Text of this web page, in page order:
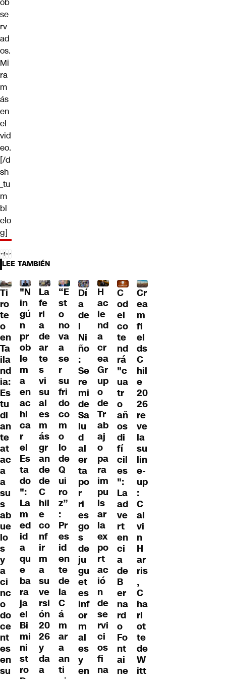
se
rv
ad
os.
Mi
ra
m
ás
en
el
vid
eo.
[/d
sh
_tu
m
bl
elo
g]
LEE TAMBIÉN
Ti
ro
te
o
en
Ta
ila
nd
ia:
Es
tu
di
an
te
at
ac
a
a
su
s
ab
ue
lo
s
y
a
ci
nc
o
do
ce
nt
es
en
su
"N
in
gú
n
pr
ob
le
m
a
en
ac
hi
ca
r
el
Es
ta
do
":
La
m
ed
id
a
qu
e
ba
ra
ja
el
Bi
mi
ni
st
ro
La
fe
ri
a
de
ar
te
s
vi
su
al
es
m
ás
gr
an
de
de
C
hil
e
co
nf
ir
m
a
su
ve
rsi
ón
20
26
y
da
a
“E
st
o
no
va
a
se
r
su
fri
do
co
m
o
lo
de
Q
ui
ro
z”
:
Pr
es
id
en
te
de
la
C
á
m
ar
a
an
ti
Dí
a
de
l
Ni
ño
:
Se
re
mi
de
Sa
lu
d
al
er
ta
po
r
ri
es
go
s
de
ju
gu
et
es
inf
or
m
al
es
y
en
H
ac
ie
nd
a
cr
ea
Gr
up
o
de
Tr
ab
aj
o
pa
ra
im
pu
ls
ar
la
ex
po
rt
ac
ió
n
de
se
rvi
ci
os
fi
na
C
od
el
co
te
nd
rá
"c
ua
tr
o
añ
os
di
fí
cil
es
":
La
ad
ve
rt
en
ci
a
de
B
er
na
rd
o
Fo
nt
ai
ne
Cr
ea
m
fi
el
ds
C
hil
e
20
26
re
ve
la
su
lin
e-
up
:
C
al
vi
n
H
ar
ris
,
C
ha
rl
ot
te
de
W
itt